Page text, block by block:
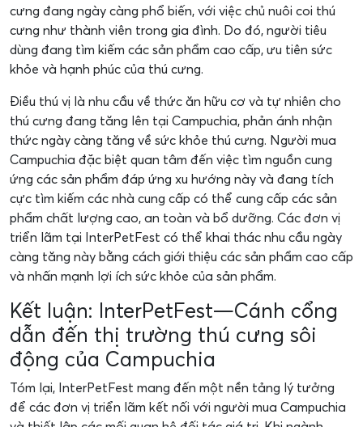
cưng đang ngày càng phổ biến, với việc chủ nuôi coi thú
cưng như thành viên trong gia đình. Do đó, người tiêu
dùng đang tìm kiếm các sản phẩm cao cấp, ưu tiên sức
khỏe và hạnh phúc của thú cưng.
Điều thú vị là nhu cầu về thức ăn hữu cơ và tự nhiên cho
thú cưng đang tăng lên tại Campuchia, phản ánh nhận
thức ngày càng tăng về sức khỏe thú cưng. Người mua
Campuchia đặc biệt quan tâm đến việc tìm nguồn cung
ứng các sản phẩm đáp ứng xu hướng này và đang tích
cực tìm kiếm các nhà cung cấp có thể cung cấp các sản
phẩm chất lượng cao, an toàn và bổ dưỡng. Các đơn vị
triển lãm tại InterPetFest có thể khai thác nhu cầu ngày
càng tăng này bằng cách giới thiệu các sản phẩm cao cấp
và nhấn mạnh lợi ích sức khỏe của sản phẩm.
Kết luận: InterPetFest—Cánh cổng
dẫn đến thị trường thú cưng sôi
động của Campuchia
Tóm lại, InterPetFest mang đến một nền tảng lý tưởng
để các đơn vị triển lãm kết nối với người mua Campuchia